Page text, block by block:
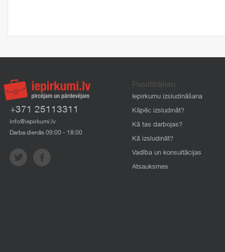
+371 25113311
info@iepirkumi.lv
Darba dienās 09:00 - 18:00
Pasūtītājiem
Iepirkumu izsludināšana
Kāpēc izsludināt?
Kā tas darbojas?
Kā izsludināt?
Vadība un konsultācijas
Atsauksmes